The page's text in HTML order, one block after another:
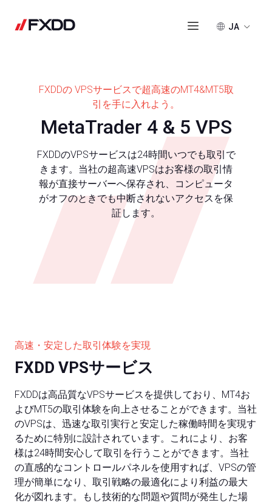
JA
FXDDの VPSサービスで超高速のMT4&MT5取
引を手に入れよう。
MetaTrader 4 & 5 VPS
FXDDのVPSサービスは24時間いつでも取引で
きます。当社の超高速VPSはお客様の取引情
報が直接サーバーへ保存され、コンピュータ
がオフのときでも中断されないアクセスを保
証します。
高速・安定した取引体験を実現
FXDD VPSサービス
FXDDは高品質なVPSサービスを提供しており、MT4お
よびMT5の取引体験を向上させることができます。当社
のVPSは、迅速な取引実行と安定した稼働時間を実現す
るために特別に設計されています。これにより、お客
様は24時間安心して取引を行うことができます。当社
の直感的なコントロールパネルを使用すれば、VPSの管
理が簡単になり、取引戦略の最適化により利益の最大
化が図れます。もし技術的な問題や質問が発生した場